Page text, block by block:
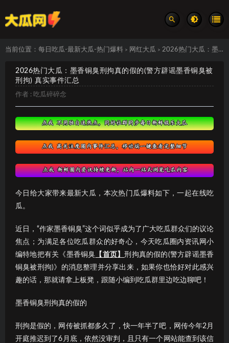
当前位置： 每日吃瓜-最新大瓜-热门爆料 > 网红大瓜 > 2026热门大瓜：墨香铜臭刑拘真的假的(警方辟谣墨香铜臭被刑拘) 真实事件汇总
2026热门大瓜：墨香铜臭刑拘真的假的(警方辟谣墨香铜臭被
刑拘) 真实事件汇总
作者 : 吃瓜碎碎念
今日给大家带来最新大瓜，本次热门瓜爆料如下，一起在线吃
瓜。
近日，“作家墨香铜臭”这个词似乎成为了广大吃瓜群众们的议论
焦点；为满足各位吃瓜群众的好奇心，今天吃瓜圈内资讯网小
编特地把有关《墨香铜臭 【首页】刑拘真的假的(警方辟谣墨香
铜臭被刑拘)》的消息整理并分享出来，如果你也恰好对此感兴
趣的话，那就请拿上板凳，跟随小编到吃瓜群里边吃边聊吧！
墨香铜臭刑拘真的假的
刑拘是假的，网传被抓都多久了，快一年半了吧，网传今年2月
开庭推迟到了6月底，依然没审判，且只有一个网站能查到该信